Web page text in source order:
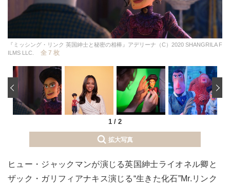
『ミッシング・リンク 英国紳士と秘密の相棒』アデリーナ（C）2020 SHANGRILA F
ILMS LLC.
全 7 枚
1 / 2
拡大写真
ヒュー・ジャックマンが演じる英国紳士ライオネル卿と
ザック・ガリフィアナキス演じる“生きた化石”Mr.リンク